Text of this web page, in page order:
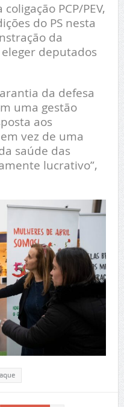
PCP/PEV,
do PS nesta
da
deputados
da defesa
uma gestão
aos
vez de uma
saúde das
lucrativo”,